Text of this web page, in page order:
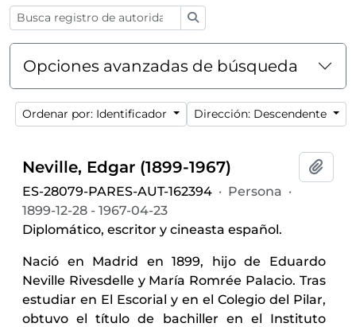
Opciones avanzadas de búsqueda
Ordenar por: Identificador Dirección: Descendente
Neville, Edgar (1899-1967)
ES-28079-PARES-AUT-162394 · Persona ·
1899-12-28 - 1967-04-23
Diplomático, escritor y cineasta español.
Nació en Madrid en 1899, hijo de Eduardo
Neville Rivesdelle y María Romrée Palacio. Tras
estudiar en El Escorial y en el Colegio del Pilar,
obtuvo el título de bachiller en el Instituto